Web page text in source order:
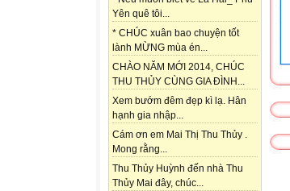
Yên quê tôi...
* CHÚC xuân bao chuyện tốt
lành MỪNG mùa én...
CHÀO NĂM MỚI 2014, CHÚC
THU THỦY CÙNG GIA ĐÌNH...
Xem bướm đêm đẹp kì lạ. Hân
hạnh gia nhập...
Cám ơn em Mai Thị Thu Thủy .
Mong rằng...
Thu Thủy Huỳnh đến nhà Thu
Thủy Mai đây, chúc...